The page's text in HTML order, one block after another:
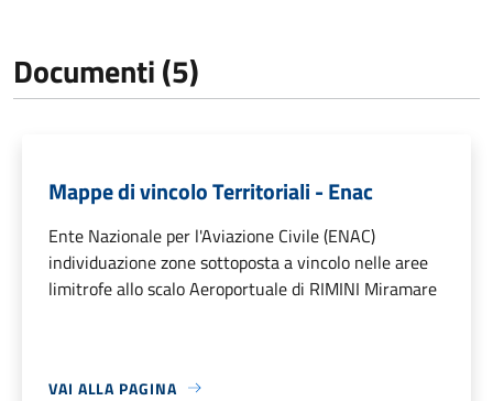
Documenti (5)
Mappe di vincolo Territoriali - Enac
Ente Nazionale per l'Aviazione Civile (ENAC)
individuazione zone sottoposta a vincolo nelle aree
limitrofe allo scalo Aeroportuale di RIMINI Miramare
VAI ALLA PAGINA